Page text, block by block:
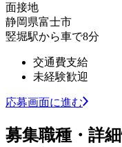
面接地
静岡県富士市
竪堀駅から車で8分
交通費支給
未経験歓迎
応募画面に進む
募集職種・詳